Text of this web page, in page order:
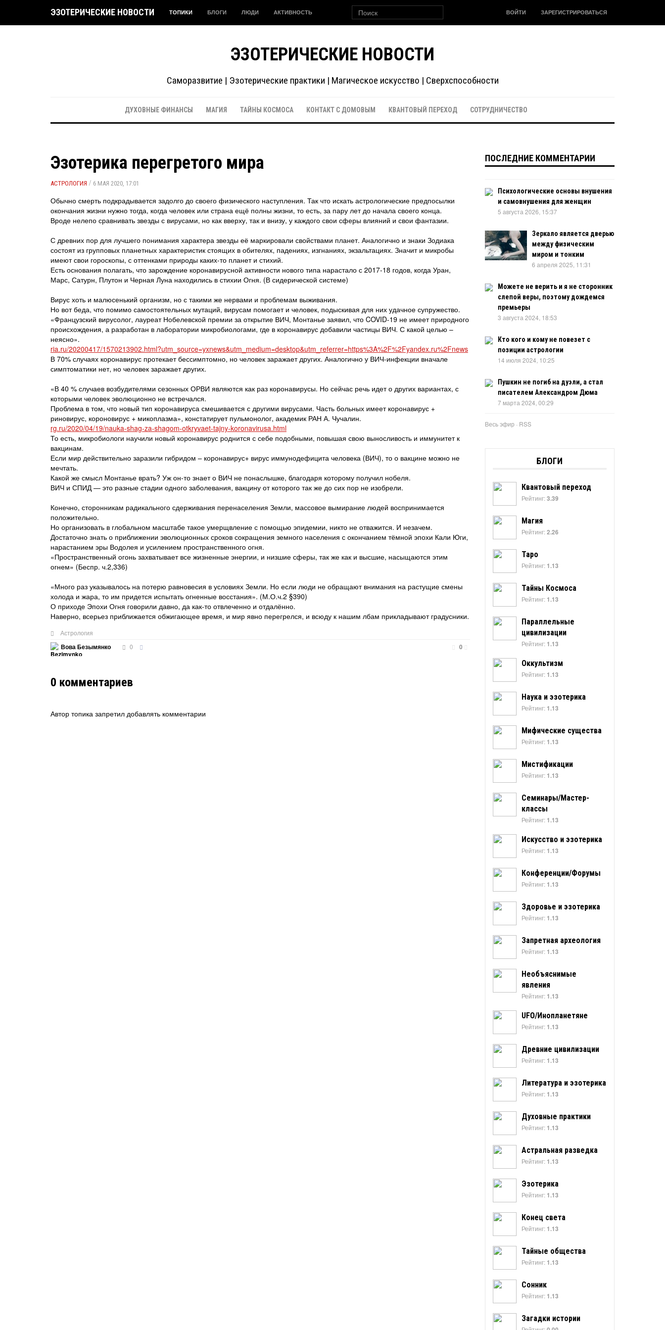
ЭЗОТЕРИЧЕСКИЕ НОВОСТИ ТОПИКИ БЛОГИ ЛЮДИ АКТИВНОСТЬ ВОЙТИ ЗАРЕГИСТРИРОВАТЬСЯ
ЭЗОТЕРИЧЕСКИЕ НОВОСТИ
Саморазвитие | Эзотерические практики | Магическое искусство | Сверхспособности
ДУХОВНЫЕ ФИНАНСЫ МАГИЯ ТАЙНЫ КОСМОСА КОНТАКТ С ДОМОВЫМ КВАНТОВЫЙ ПЕРЕХОД СОТРУДНИЧЕСТВО
Эзотерика перегретого мира
АСТРОЛОГИЯ / 6 МАЯ 2020, 17:01
Обычно смерть подкрадывается задолго до своего физического наступления. Так что искать астрологические предпосылки
окончания жизни нужно тогда, когда человек или страна ещё полны жизни, то есть, за пару лет до начала своего конца.
Вроде нелепо сравнивать звезды с вирусами, но как вверху, так и внизу, у каждого свои сферы влияний и свои фантазии.
С древних пор для лучшего понимания характера звезды её маркировали свойствами планет. Аналогично и знаки Зодиака
состоят из групповых планетных характеристик стоящих в обителях, падениях, изгнаниях, экзальтациях. Значит и микробы
имеют свои гороскопы, с оттенками природы каких-то планет и стихий.
Есть основания полагать, что зарождение коронавирусной активности нового типа нарастало с 2017-18 годов, когда Уран,
Марс, Сатурн, Плутон и Черная Луна находились в стихии Огня. (В сидерической системе)
Вирус хоть и малюсенький организм, но с такими же нервами и проблемам выживания.
Но вот беда, что помимо самостоятельных мутаций, вирусам помогает и человек, подыскивая для них удачное супружество.
«Французский вирусолог, лауреат Нобелевской премии за открытие ВИЧ, Монтанье заявил, что COVID-19 не имеет природного
происхождения, а разработан в лаборатории микробиологами, где в коронавирус добавили частицы ВИЧ. С какой целью –
неясно».
ria.ru/20200417/1570213902.html?utm_source=yxnews&utm_medium=desktop&utm_referrer=https%3A%2F%2Fyandex.ru%2Fnews
В 70% случаях коронавирус протекает бессимптомно, но человек заражает других. Аналогично у ВИЧ-инфекции вначале
симптоматики нет, но человек заражает других.
«В 40 % случаев возбудителями сезонных ОРВИ являются как раз коронавирусы. Но сейчас речь идет о других вариантах, с
которыми человек эволюционно не встречался.
Проблема в том, что новый тип коронавируса смешивается с другими вирусами. Часть больных имеет коронавирус +
риновирус, короновирус + микоплазма», констатирует пульмонолог, академик РАН А. Чучалин.
rg.ru/2020/04/19/nauka-shag-za-shagom-otkryvaet-tajny-koronavirusa.html
То есть, микробиологи научили новый коронавирус роднится с себе подобными, повышая свою выносливость и иммунитет к
вакцинам.
Если мир действительно заразили гибридом – коронавирус+ вирус иммунодефицита человека (ВИЧ), то о вакцине можно не
мечтать.
Какой же смысл Монтанье врать? Уж он-то знает о ВИЧ не понаслышке, благодаря которому получил нобеля.
ВИЧ и СПИД — это разные стадии одного заболевания, вакцину от которого так же до сих пор не изобрели.
Конечно, сторонникам радикального сдерживания перенаселения Земли, массовое вымирание людей воспринимается
положительно.
Но организовать в глобальном масштабе такое умерщвление с помощью эпидемии, никто не отважится. И незачем.
Достаточно знать о приближении эволюционных сроков сокращения земного населения с окончанием тёмной эпохи Кали Юги,
нарастанием эры Водолея и усилением пространственного огня.
«Пространственный огонь захватывает все жизненные энергии, и низшие сферы, так же как и высшие, насыщаются этим
огнем» (Беспр. ч.2,336)
«Много раз указывалось на потерю равновесия в условиях Земли. Но если люди не обращают внимания на растущие смены
холода и жара, то им придется испытать огненные восстания». (М.О.ч.2 §390)
О приходе Эпохи Огня говорили давно, да как-то отвлеченно и отдалённо.
Наверно, всерьез приближается обжигающее время, и мир явно перегрелся, и всюду к нашим лбам прикладывают градусники.
Астрология
Вова Безымянко
0 0
0 комментариев
Автор топика запретил добавлять комментарии
ПОСЛЕДНИЕ КОММЕНТАРИИ
Психологические основы внушения
и самовнушения для женщин
5 августа 2026, 15:37
Зеркало является дверью
между физическим
миром и тонким
6 апреля 2025, 11:31
Можете не верить и я не сторонник
слепой веры, поэтому дождемся
премьеры
3 августа 2024, 18:53
Кто кого и кому не повезет с
позиции астрологии
14 июля 2024, 10:25
Пушкин не погиб на дуэли, а стал
писателем Александром Дюма
7 марта 2024, 00:29
Весь эфир · RSS
БЛОГИ
Квантовый переход
Рейтинг:3.39
Магия
Рейтинг:2.26
Таро
Рейтинг: 1.13
Тайны Космоса
Рейтинг: 1.13
Параллельные
цивилизации
Рейтинг: 1.13
Оккультизм
Рейтинг: 1.13
Наука и эзотерика
Рейтинг: 1.13
Мифические существа
Рейтинг: 1.13
Мистификации
Рейтинг: 1.13
Семинары/Мастер-
классы
Рейтинг: 1.13
Искусство и эзотерика
Рейтинг: 1.13
Конференции/Форумы
Рейтинг: 1.13
Здоровье и эзотерика
Рейтинг: 1.13
Запретная археология
Рейтинг: 1.13
Необъяснимые
явления
Рейтинг: 1.13
UFO/Инопланетяне
Рейтинг: 1.13
Древние цивилизации
Рейтинг: 1.13
Литература и эзотерика
Рейтинг: 1.13
Духовные практики
Рейтинг: 1.13
Астральная разведка
Рейтинг: 1.13
Эзотерика
Рейтинг: 1.13
Конец света
Рейтинг: 1.13
Тайные общества
Рейтинг: 1.13
Сонник
Рейтинг: 1.13
Загадки истории